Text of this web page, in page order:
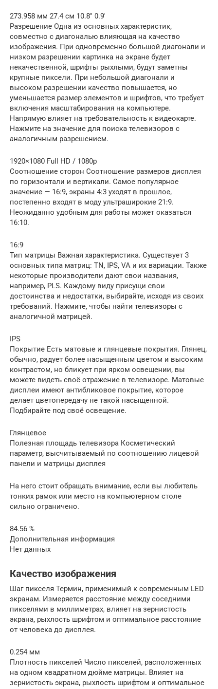
273.958 мм 27.4 см 10.8″ 0.9′
Разрешение Одна из основных характеристик,
совместно с диагональю влияющая на качество
изображения. При одновременно большой диагонали и
низком разрешении картинка на экране будет
некачественной, шрифты рыхлыми, будут заметны
крупные пиксели. При небольшой диагонали и
высоком разрешении качество повышается, но
уменьшается размер элементов и шрифтов, что требует
включения масштабирования на компьютере.
Напрямую влияет на требовательность к видеокарте.
Нажмите на значение для поиска телевизоров с
аналогичным разрешением.
1920×1080 Full HD / 1080p
Соотношение сторон Соотношение размеров дисплея
по горизонтали и вертикали. Самое популярное
значение — 16:9, экраны 4:3 уходят в прошлое,
постепенно входят в моду ультраширокие 21:9.
Неожиданно удобным для работы может оказаться
16:10.
16:9
Тип матрицы Важная характеристика. Существует 3
основных типа матриц: TN, IPS, VA и их вариации. Также
некоторые производители дают свои названия,
например, PLS. Каждому виду присущи свои
достоинства и недостатки, выбирайте, исходя из своих
требований. Нажмите, чтобы найти телевизоры с
аналогичной матрицей.
IPS
Покрытие Есть матовые и глянцевые покрытия. Глянец,
обычно, радует более насыщенным цветом и высоким
контрастом, но бликует при ярком освещении, вы
можете видеть своё отражение в телевизоре. Матовые
дисплеи имеют антибликовое покрытие, которое
делает цветопередачу не такой насыщенной.
Подбирайте под своё освещение.
Глянцевое
Полезная площадь телевизора Косметический
параметр, высчитываемый по соотношению лицевой
панели и матрицы дисплея
На него стоит обращать внимание, если вы любитель
тонких рамок или место на компьютерном столе
сильно ограничено.
84.56 %
Дополнительная информация
Нет данных
Качество изображения
Шаг пикселя Термин, применимый к современным LED
экранам. Измеряется расстояние между соседними
пикселями в миллиметрах, влияет на зернистость
экрана, рыхлость шрифтом и оптимальное расстояние
от человека до дисплея.
0.254 мм
Плотность пикселей Число пикселей, расположенных
на одном квадратном дюйме матрицы. Влияет на
зернистость экрана, рыхлость шрифтом и оптимальное